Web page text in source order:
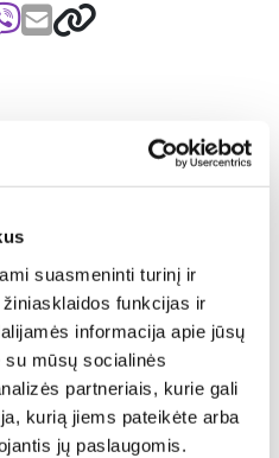
suasmeninti turinį ir
funkcijas ir
informacija apie jūsų
mūsų socialinės
partneriais, kurie gali
kurią jiems pateikėte arba
jų paslaugomis.
ir unikalus
japonų tradicijų.
šventiškumo. Rankenos
origami meną primenančiu
ir preciziško darbo
progą pavers švente.
poliruotas 12 vnt.